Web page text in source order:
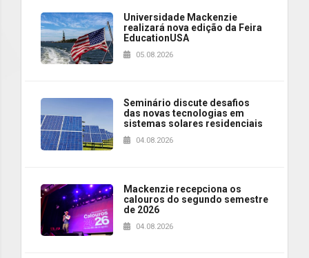
Universidade Mackenzie
realizará nova edição da Feira
EducationUSA
05.08.2026
Seminário discute desafios
das novas tecnologias em
sistemas solares residenciais
04.08.2026
Mackenzie recepciona os
calouros do segundo semestre
de 2026
04.08.2026